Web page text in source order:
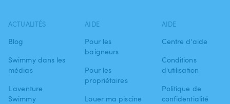
ACTUALITÉS
Blog
Swimmy dans les
médias
L'aventure
Swimmy
AIDE
Pour les
baigneurs
Pour les
propriétaires
Louer ma piscine
AIDE
Centre d'aide
Conditions
d'utilisation
Politique de
confidentialité